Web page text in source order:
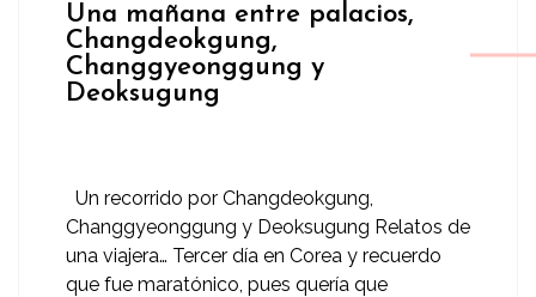
Una mañana entre palacios,
Changdeokgung,
Changgyeonggung y
Deoksugung
Un recorrido por Changdeokgung,
Changgyeonggung y Deoksugung Relatos de
una viajera… Tercer día en Corea y recuerdo
que fue maratónico, pues quería que